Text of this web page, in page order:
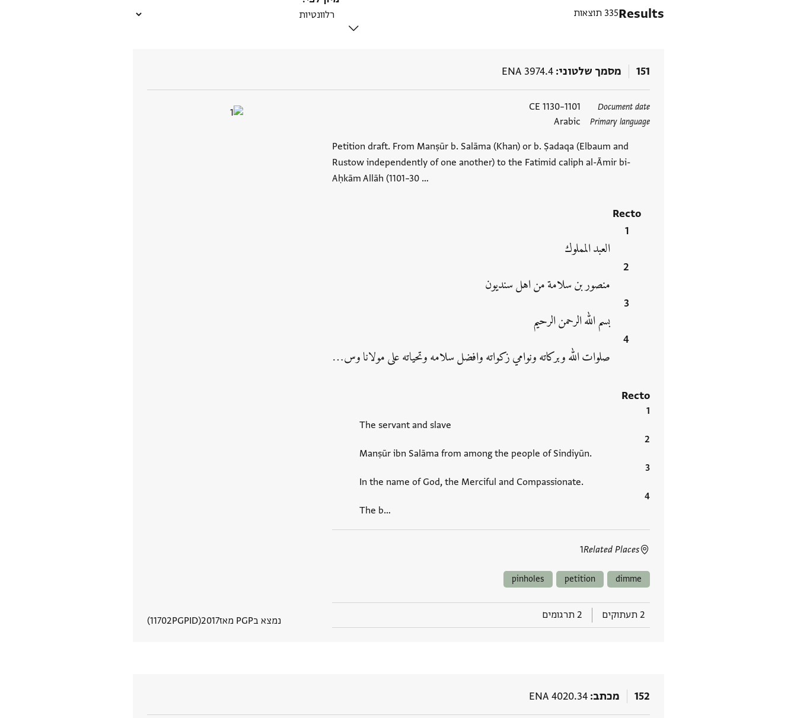
Results335 תוצאות
151 מסמך שלטוני ENA 3974.4
Document date
1101–1130 CE
Primary language
Arabic
Petition draft. From Manṣūr b. Salāma (Khan) or b. Ṣadaqa (Elbaum and
Rustow independently of one another) to the Fatimid caliph al-Āmir bi-
Aḥkām Allāh (1101–30 …
Recto
العبد المملوك
منصور بن سلامة من اهل سنديون
بسم الله الرحمن الرحيم
صلوات الله وبركاته ونوامي زكواته وافضل سلامه وتحياته على مولانا وس‮…
Recto
The servant and slave
Manṣūr ibn Salāma from among the people of Sindiyūn.
In the name of God, the Merciful and Compassionate.
The b‮…
Related Places
1
תגים
dimme
petition
pinholes
2 תעתוקים 2 תרגומים נמצא בPGP מאז 2017
PGPID
11702
152 מכתב ENA 4020.34